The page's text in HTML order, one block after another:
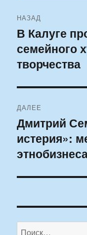
по
записям
НАЗАД
Предыдущая
запись:
В Калуге
семейного
творчества
ДАЛЕЕ
Следующая
запись:
Дмитрий
истерия»:
Искать: